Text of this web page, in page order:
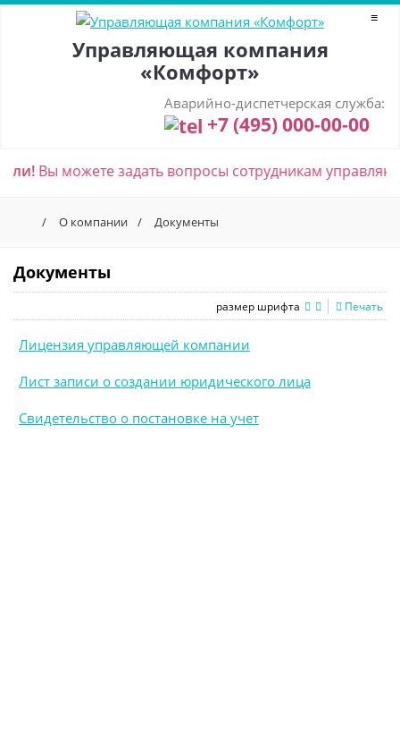
≡
Управляющая компания
«Комфорт»
Аварийно-диспетчерская служба:
+7 (495) 000-00-00
Вы можете задать вопросы сотрудникам
/ О компании / Документы
Документы
размер шрифта Печать
Лицензия управляющей компании
Лист записи о создании юридического лица
Свидетельство о постановке на учет